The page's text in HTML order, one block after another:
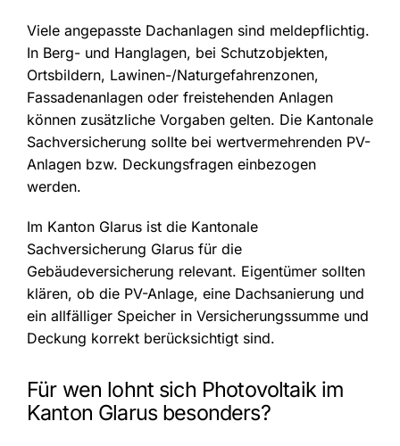
Viele angepasste Dachanlagen sind meldepflichtig.
In Berg- und Hanglagen, bei Schutzobjekten,
Ortsbildern, Lawinen-/Naturgefahrenzonen,
Fassadenanlagen oder freistehenden Anlagen
können zusätzliche Vorgaben gelten. Die Kantonale
Sachversicherung sollte bei wertvermehrenden PV-
Anlagen bzw. Deckungsfragen einbezogen
werden.
Im Kanton Glarus ist die Kantonale
Sachversicherung Glarus für die
Gebäudeversicherung relevant. Eigentümer sollten
klären, ob die PV-Anlage, eine Dachsanierung und
ein allfälliger Speicher in Versicherungssumme und
Deckung korrekt berücksichtigt sind.
Für wen lohnt sich Photovoltaik im
Kanton Glarus besonders?